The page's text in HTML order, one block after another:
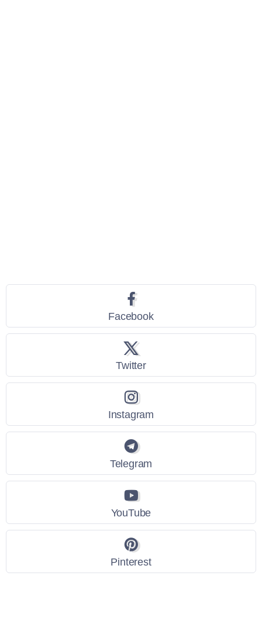
Facebook
Twitter
Instagram
Telegram
YouTube
Pinterest